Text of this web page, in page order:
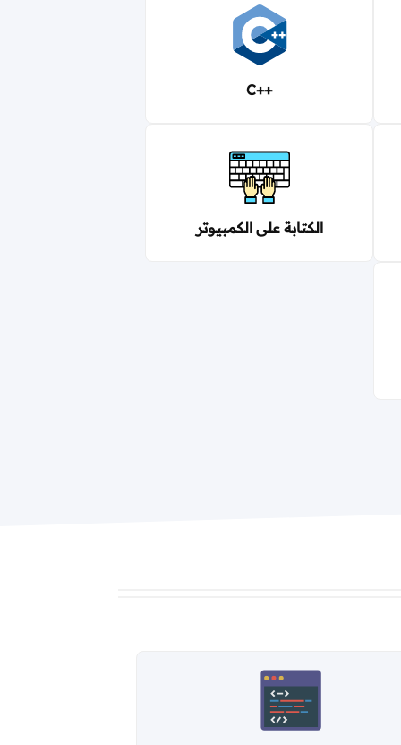
C++
الكتابة على الكمبيوتر